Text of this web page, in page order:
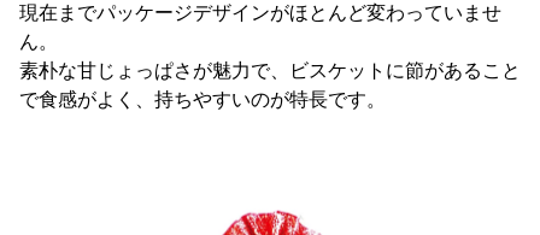
現在までパッケージデザインがほとんど変わっていませ
ん。
素朴な甘じょっぱさが魅力で、ビスケットに節があること
で食感がよく、持ちやすいのが特長です。